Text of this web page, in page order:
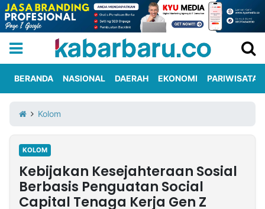
Iklan
Berita
Kami
Nasional
International
Olahraga
Entertainment
Daerah
Pariwisata
Kuliner
Kolom
BERANDA NASIONAL DAERAH EKONOMI PARIWISATA
Kolom
KOLOM
Kebijakan Kesejahteraan Sosial
Berbasis Penguatan Social
Capital Tenaga Kerja Gen Z